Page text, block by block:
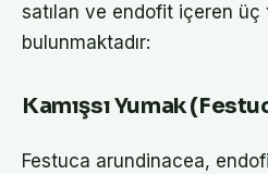
satılan ve endofit içeren
bulunmaktadır:
Kamışsı Yumak
Festuca arundinacea,